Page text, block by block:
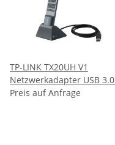
TP-LINK TX20UH V1
Netzwerkadapter USB 3.0 (
ARCHER TX20UH )
Preis auf Anfrage